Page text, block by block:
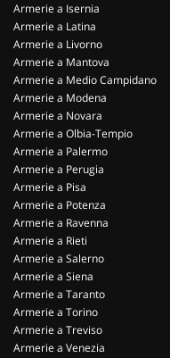
Armerie a Isernia
Armerie a Latina
Armerie a Livorno
Armerie a Mantova
Armerie a Medio Campidano
Armerie a Modena
Armerie a Novara
Armerie a Olbia-Tempio
Armerie a Palermo
Armerie a Perugia
Armerie a Pisa
Armerie a Potenza
Armerie a Ravenna
Armerie a Rieti
Armerie a Salerno
Armerie a Siena
Armerie a Taranto
Armerie a Torino
Armerie a Treviso
Armerie a Venezia